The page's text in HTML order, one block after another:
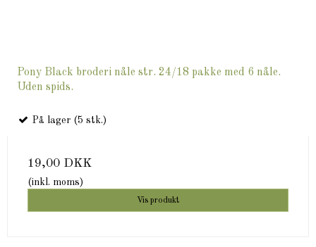
Pony Black broderi nåle str. 24/18 pakke med 6 nåle.
Uden spids.
På lager (5 stk.)
19,00 DKK
(inkl. moms)
Vis produkt